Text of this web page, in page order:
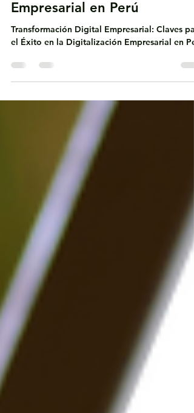
Éxito en la Digitalización
Empresarial en Perú
Transformación Digital Empresarial: Claves
el Éxito en la Digitalización Empresarial en